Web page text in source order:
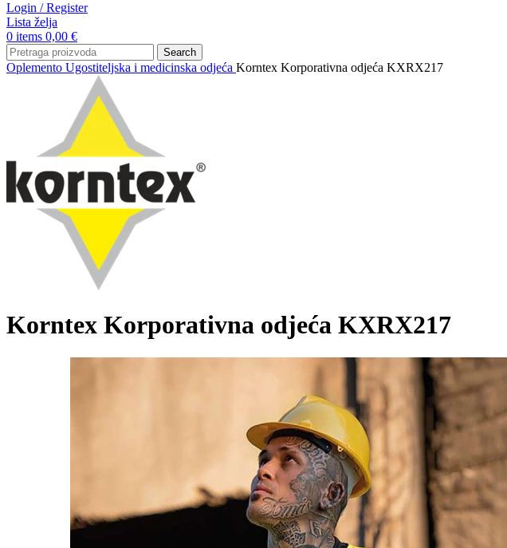
Login / Register
Lista želja
0 items 0,00 €
Search
Oplemento Ugostiteljska i medicinska odjeća Korntex Korporativna odjeća KXRX217
Korntex Korporativna odjeća KXRX217